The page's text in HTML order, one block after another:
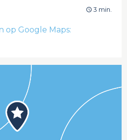
3 min.
op Google Maps: